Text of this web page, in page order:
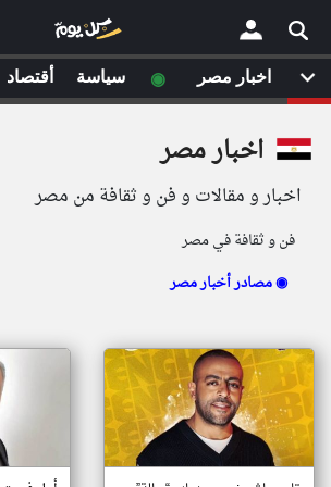
شروط
سياسة
الحقوق
مصادر
أقترح
×اخبار مصر
اخبار و مقالات و فن و ثقافة من مصر
فن و ثقافة في مصر
مصادر أخبار مصر ◉
اخبار مصر ◉ سياسة أقتصاد
لم تقم